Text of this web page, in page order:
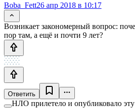
Boba_Fett26 апр 2018 в 10:17
Возникает закономерный вопрос:
пор там, а ещё и почти 9 лет?
Ответить
НЛО прилетело и опубликовало эту